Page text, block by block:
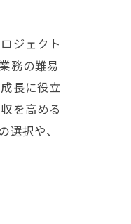
ジェクト
務の難易
長に役立
を高める
択や、